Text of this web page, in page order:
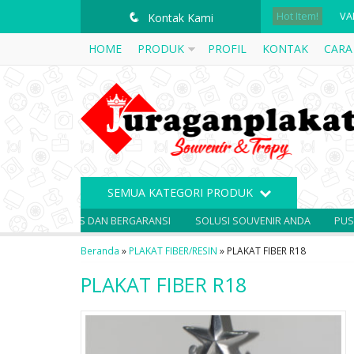
q Kontak Kami Hot Item!
HOME PRODUK PROFIL KONTAK
SEMUA KATEGORI PRODUK
DAN BERGARANSI SOLUSI SOUVENIR ANDA PUSAT
Beranda » PLAKAT FIBER/RESIN » PLAKAT FIBER R18
PLAKAT FIBER R18